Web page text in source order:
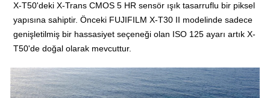
X-T50'deki X-Trans CMOS 5 HR sensör ışık tasarruflu bir piksel
yapısına sahiptir. Önceki FUJIFILM X-T30 II modelinde sadece
genişletilmiş bir hassasiyet seçeneği olan ISO 125 ayarı artık X-
T50'de doğal olarak mevcuttur.